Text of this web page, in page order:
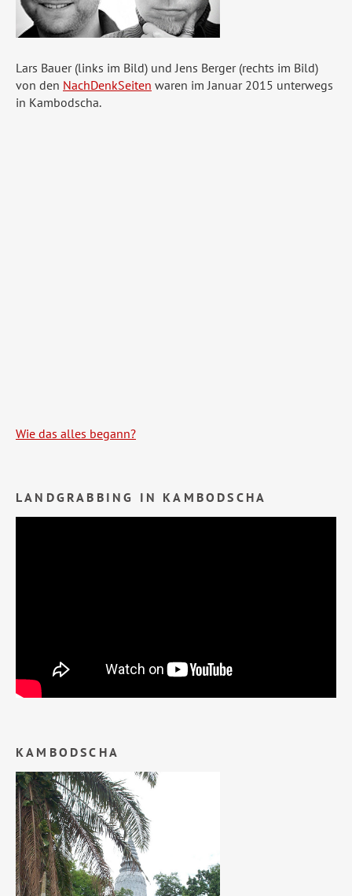
Lars Bauer (links im Bild) und Jens Berger (rechts im Bild)
von den NachDenkSeiten waren im Januar 2015 unterwegs
in Kambodscha.
Wie das alles begann?
LANDGRABBING IN KAMBODSCHA
KAMBODSCHA